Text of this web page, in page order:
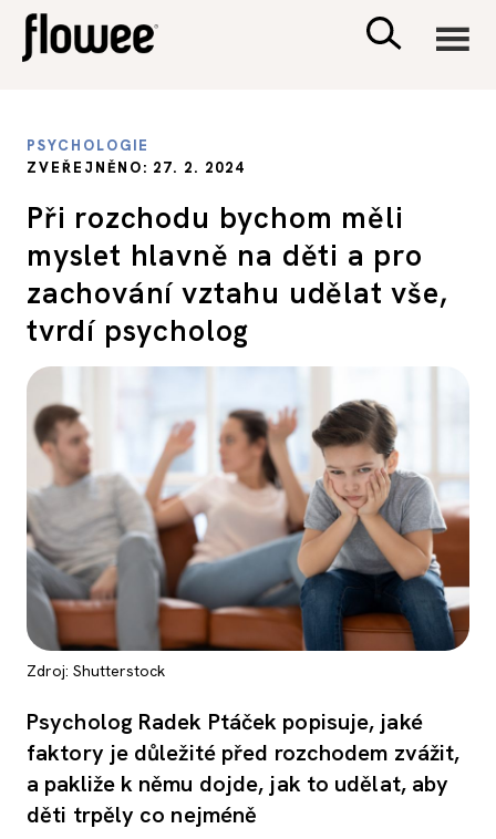
PSYCHOLOGIE
RODINA A DĚTI
PORADNA
PSYCHOLOGIE
ZVEŘEJNĚNO: 27. 2. 2024
Při rozchodu bychom měli
myslet hlavně na děti a pro
zachování vztahu udělat vše,
tvrdí psycholog
Zdroj: Shutterstock
Psycholog Radek Ptáček popisuje, jaké
faktory je důležité před rozchodem zvážit,
a pakliže k němu dojde, jak to udělat, aby
děti trpěly co nejméně